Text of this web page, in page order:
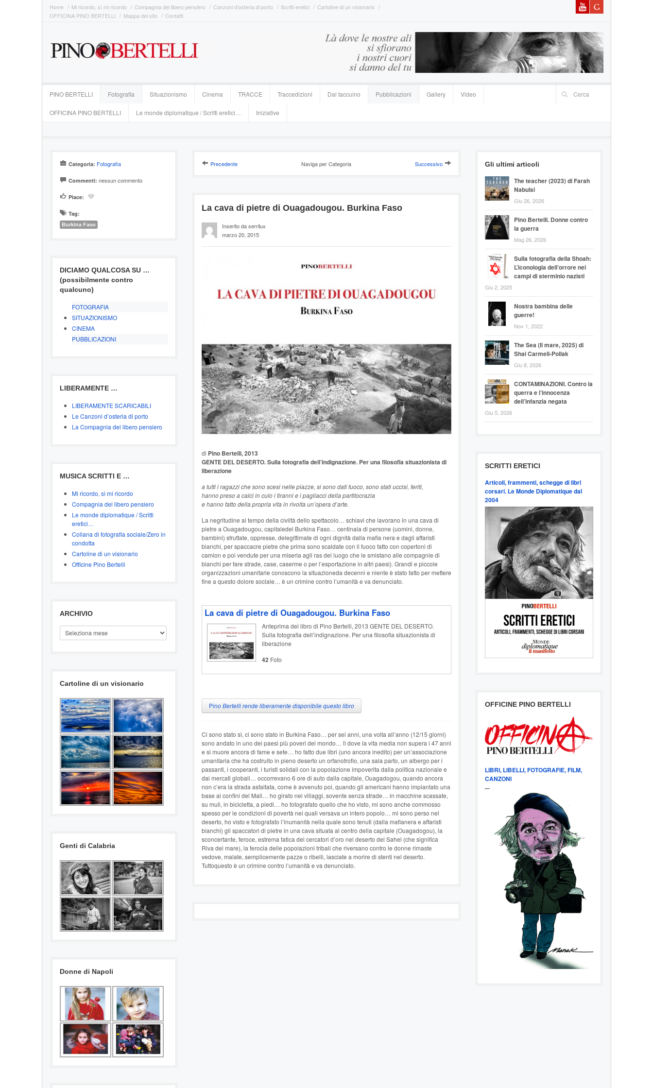
Home Mi ricordo, sì mi ricordo Compagnia del libero pensiero Canzoni d’osteria di porto Scritti eretici
Cartoline di un visionario
OFFICINA PINO BERTELLI
Mappa del sito Contatti
PINO BERTELLI Fotografia Situazionismo Cinema TRACCE Traccedizioni Dal taccuino Pubblicazioni Gallery Video
OFFICINA PINO BERTELLI Le monde diplomatique / Scritti eretici… Iniziative
Categoria: Fotografia
Commenti: nessun commento
Piace:
Tag:
Burkina Faso
DICIAMO QUALCOSA SU …
(possibilmente contro
qualcuno)
FOTOGRAFIA
SITUAZIONISMO
CINEMA
PUBBLICAZIONI
LIBERAMENTE …
LIBERAMENTE SCARICABILI
Le Canzoni d’osteria di porto
La Compagnia del libero pensiero
MUSICA SCRITTI E …
Mi ricordo, sì mi ricordo
Compagnia del libero pensiero
Le monde diplomatique / Scritti
eretici…
Collana di fotografia sociale/Zero in
condotta
Cartoline di un visionario
Officine Pino Bertelli
ARCHIVIO
ARCHIVIO
Cartoline di un visionario
Genti di Calabria
Donne di Napoli
Precedente Naviga per Categoria Successivo
La cava di pietre di Ouagadougou. Burkina Faso
Inserito da serrilux
marzo 20, 2015
di Pino Bertelli, 2013
GENTE DEL DESERTO. Sulla fotografia dell’indignazione. Per una filosofia situazionista di
liberazione
a tutti i ragazzi che sono scesi nelle piazze, si sono dati fuoco, sono stati uccisi, feriti,
hanno preso a calci in culo i tiranni e i pagliacci della partitocrazia
e hanno fatto della propria vita in rivolta un’opera d’arte.
La negritudine al tempo della civiltà dello spettacolo… schiavi che lavorano in una cava di
pietre a Ouagadougou, capitaledel Burkina Faso… centinaia di persone (uomini, donne,
bambini) sfruttate, oppresse, delegittimate di ogni dignità dalla mafia nera e dagli affaristi
bianchi, per spaccacre pietre che prima sono scaldate con il fuoco fatto con copertoni di
camion e poi vendute per una miseria agli ras del luogo che le smistano alle compagnie di
bianchi per fare strade, case, caserme o per l’esportazione in altri paesi). Grandi e piccole
organizzazioni umanitarie conoscono la situazioneda decenni e niente è stato fatto per mettere
fine a questo dolore sociale… è un crimine contro l’umanità e va denunciato.
La cava di pietre di Ouagadougou. Burkina Faso
Anteprima del libro di Pino Bertelli, 2013 GENTE DEL DESERTO.
Sulla fotografia dell’indignazione. Per una filosofia situazionista di
liberazione
42 Foto
Pino Bertelli rende liberamente disponibile questo libro
Ci sono stato sì, ci sono stato in Burkina Faso… per sei anni, una volta all’anno (12/15 giorni)
sono andato in uno dei paesi più poveri del mondo… lì dove la vita media non supera i 47 anni
e si muore ancora di fame e sete… ho fatto due libri (uno ancora inedito) per un’associazione
umanitaria che ha costruito in pieno deserto un orfanotrofio, una sala parto, un albergo per i
passanti, i cooperanti, i turisti solidali con la popolazione impoverita dalla politica nazionale e
dai mercati globali… occorrevano 6 ore di auto dalla capitale, Ouagadogou, quando ancora
non c’era la strada asfaltata, come è avvenuto poi, quando gli americani hanno impiantato una
base ai confini del Mali… ho girato nei villaggi, sovente senza strade… in macchine scassate,
su muli, in bicicletta, a piedi… ho fotografato quello che ho visto, mi sono anche commosso
spesso per le condizioni di povertà nei quali versava un intero popolo… mi sono perso nel
deserto, ho visto e fotografato l’inumanità nella quale sono tenuti (dalla mafianera e affaristi
bianchi) gli spaccatori di pietre in una cava situata al centro della capitale (Ouagadogou), la
sconcertante, feroce, estrema fatica dei cercatori d’oro nel deserto del Sahel (che significa
Riva del mare), la ferocia delle popolazioni tribali che riversano contro le donne rimaste
vedove, malate, semplicemente pazze o ribelli, lasciate a morire di stenti nel deserto.
Tuttoquesto è un crimine contro l’umanità e va denunciato.
Gli ultimi articoli
The teacher (2023) di Farah
Nabulsi
Giu 26, 2026
Pino Bertelli. Donne contro
la guerra
Mag 26, 2026
Sulla fotografia della Shoah:
L’iconologia dell’orrore nei
campi di sterminio nazisti
Giu 2, 2025
Nostra bambina delle
guerre!
Nov 1, 2022
The Sea (Il mare, 2025) di
Shai Carmeli-Pollak
Giu 8, 2026
CONTAMINAZIONI. Contro la
querra e l’innocenza
dell’infanzia negata
Giu 5, 2026
SCRITTI ERETICI
Articoli, frammenti, schegge di libri
corsari. Le Monde Diplomatique dal
2004
OFFICINE PINO BERTELLI
LIBRI, LIBELLI, FOTOGRAFIE, FILM,
CANZONI